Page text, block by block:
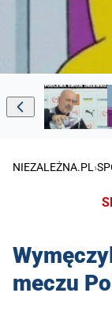
NIEZALEŻNA.PL ›
meczu